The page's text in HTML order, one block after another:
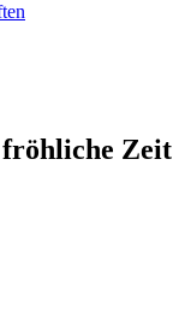
fröhliche